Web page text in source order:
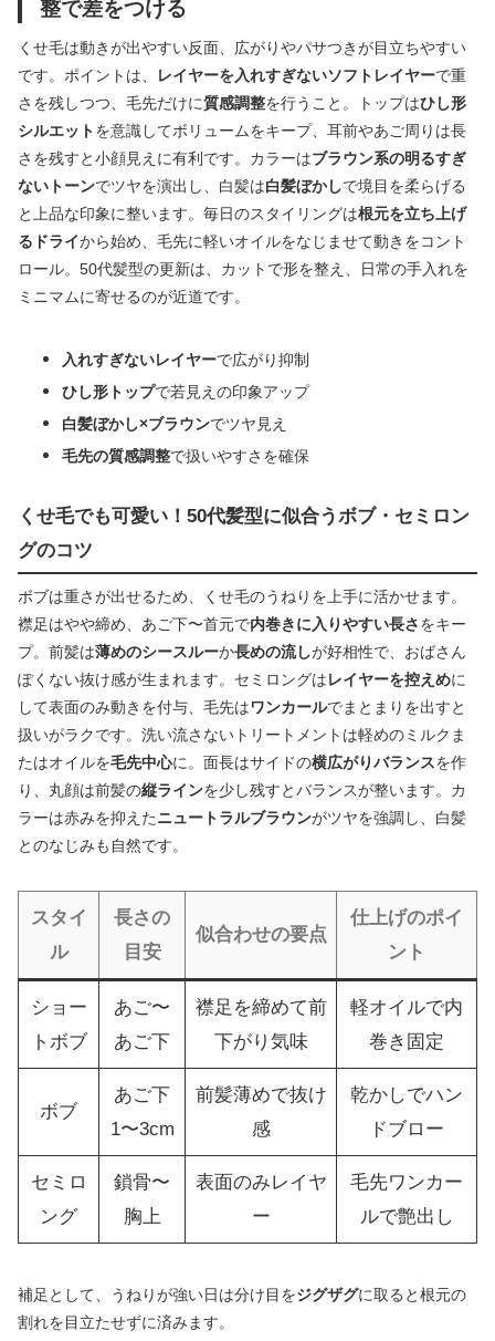
整で差をつける
くせ毛は動きが出やすい反面、広がりやパサつきが目立ちやすい
です。ポイントは、
レイヤーを入れすぎないソフトレイヤーで重
さを残しつつ、毛先だけに質感調整を行うこと。トップはひし形
シルエットを意識してボリュームをキープ、耳前やあご周りは長
さを残すと小顔見えに有利です。カラーはブラウン系の明るすぎ
ないトーンでツヤを演出し、白髪は白髪ぼかしで境目を柔らげる
と上品な印象に整います。毎日のスタイリングは根元を立ち上げ
るドライから始め、毛先に軽いオイルをなじませて動きをコント
ロール。50代髪型の更新は、カットで形を整え、日常の手入れを
ミニマムに寄せるのが近道です。
入れすぎないレイヤーで広がり抑制
ひし形トップで若見えの印象アップ
白髪ぼかし×ブラウンでツヤ見え
毛先の質感調整で扱いやすさを確保
くせ毛でも可愛い！50代髪型に似合うボブ・セミロン
グのコツ
ボブは重さが出せるため、くせ毛のうねりを上手に活かせます。
襟足はやや締め、あご下〜首元で内巻きに入りやすい長さをキー
プ。前髪は薄めのシースルーか長めの流しが好相性で、おばさん
ぽくない抜け感が生まれます。セミロングはレイヤーを控えめに
して表面のみ動きを付与、毛先はワンカールでまとまりを出すと
扱いがラクです。洗い流さないトリートメントは軽めのミルクま
たはオイルを毛先中心に。面長はサイドの横広がりバランスを作
り、丸顔は前髪の縦ラインを少し残すとバランスが整います。カ
ラーは赤みを抑えたニュートラルブラウンがツヤを強調し、白髪
とのなじみも自然です。
スタイ
ル
長さの
目安
似合わせの要点
仕上げのポイ
ント
ショー
トボブ
あご〜
あご下
襟足を締めて前
下がり気味
軽オイルで内
巻き固定
ボブ
あご下
1〜3cm
前髪薄めで抜け
感
乾かしでハン
ドブロー
セミロ
ング
鎖骨〜
胸上
表面のみレイヤ
ー
毛先ワンカー
ルで艶出し
補足として、うねりが強い日は分け目をジグザグに取ると根元の
割れを目立たせずに済みます。